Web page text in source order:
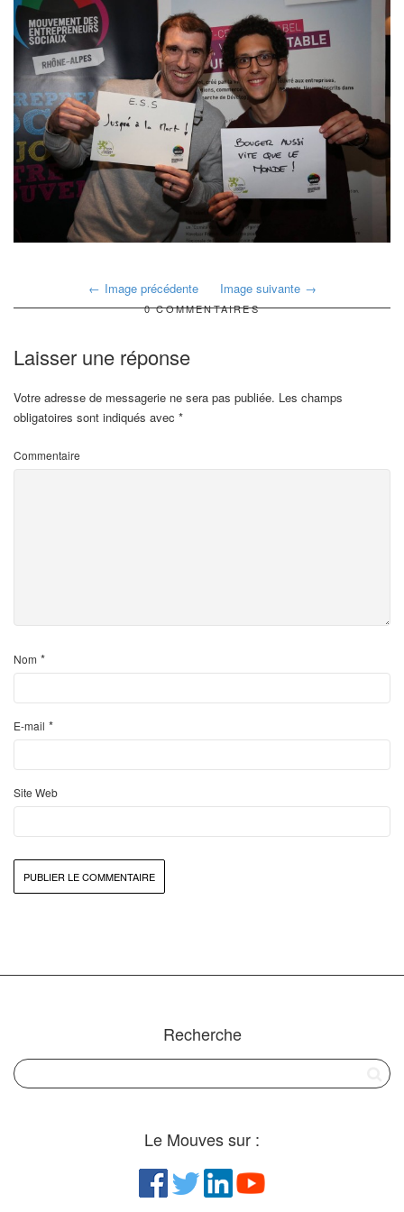
Image précédente Image suivante
0 COMMENTAIRES
Laisser une réponse
Votre adresse de messagerie ne sera pas publiée. Les champs
obligatoires sont indiqués avec *
Commentaire
Nom *
E-mail *
Site Web
Recherche
Le Mouves sur :